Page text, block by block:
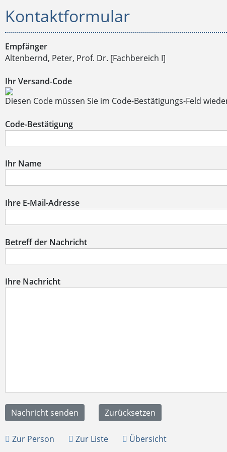
Kontaktformular
Empfänger
Altenbernd, Peter, Prof. Dr. [Fachbereich I]
Ihr Versand-Code
Diesen Code müssen Sie im Code-Bestätigungs-Feld
Code-Bestätigung
Ihr Name
Ihre E-Mail-Adresse
Betreff der Nachricht
Ihre Nachricht
Zur Person Zur Liste Übersicht